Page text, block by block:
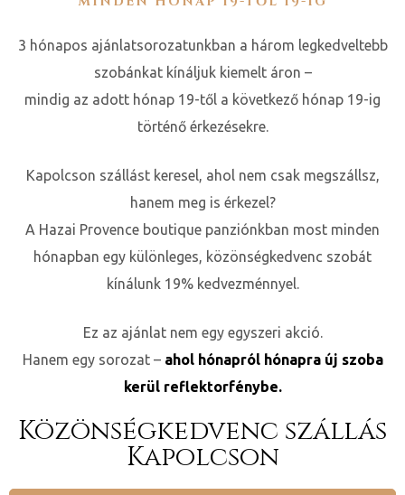
3 hónapos ajánlatsorozatunkban a három legkedveltebb
szobánkat kínáljuk kiemelt áron –
mindig az adott hónap 19-től a következő hónap 19-ig
történő érkezésekre.
Kapolcson szállást keresel, ahol nem csak megszállsz,
hanem meg is érkezel?
A Hazai Provence boutique panziónkban most minden
hónapban egy különleges, közönségkedvenc szobát
kínálunk 19% kedvezménnyel.
Ez az ajánlat nem egy egyszeri akció.
Hanem egy sorozat – ahol hónapról hónapra új szoba
kerül reflektorfénybe.
Közönségkedvenc szállás
Kapolcson
2025